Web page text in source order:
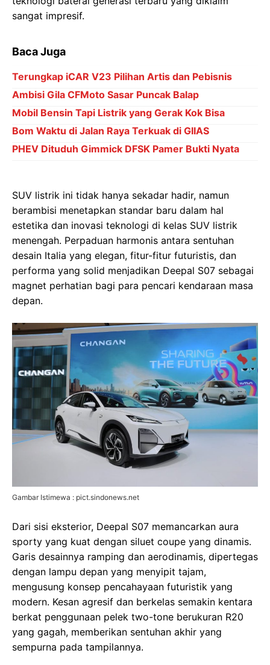
sangat impresif.
Baca Juga
Terungkap iCAR V23 Pilihan Artis dan Pebisnis
Ambisi Gila CFMoto Sasar Puncak Balap
Mobil Bensin Tapi Listrik yang Gerak Kok Bisa
Bom Waktu di Jalan Raya Terkuak di GIIAS
PHEV Dituduh Gimmick DFSK Pamer Bukti Nyata
SUV listrik ini tidak hanya sekadar hadir, namun
berambisi menetapkan standar baru dalam hal
estetika dan inovasi teknologi di kelas SUV listrik
menengah. Perpaduan harmonis antara sentuhan
desain Italia yang elegan, fitur-fitur futuristis, dan
performa yang solid menjadikan Deepal S07 sebagai
magnet perhatian bagi para pencari kendaraan masa
depan.
Gambar Istimewa : pict.sindonews.net
Dari sisi eksterior, Deepal S07 memancarkan aura
sporty yang kuat dengan siluet coupe yang dinamis.
Garis desainnya ramping dan aerodinamis, dipertegas
dengan lampu depan yang menyipit tajam,
mengusung konsep pencahayaan futuristik yang
modern. Kesan agresif dan berkelas semakin kentara
berkat penggunaan pelek two-tone berukuran R20
yang gagah, memberikan sentuhan akhir yang
sempurna pada tampilannya.